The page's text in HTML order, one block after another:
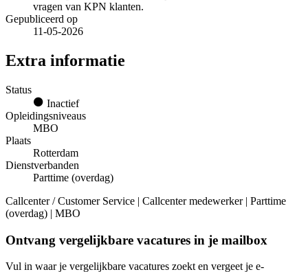
vragen van KPN klanten.
Gepubliceerd op
11-05-2026
Extra informatie
Status
Inactief
Opleidingsniveaus
MBO
Plaats
Rotterdam
Dienstverbanden
Parttime (overdag)
Callcenter / Customer Service | Callcenter medewerker | Parttime
(overdag) | MBO
Ontvang vergelijkbare vacatures in je mailbox
Vul in waar je vergelijkbare vacatures zoekt en vergeet je e-